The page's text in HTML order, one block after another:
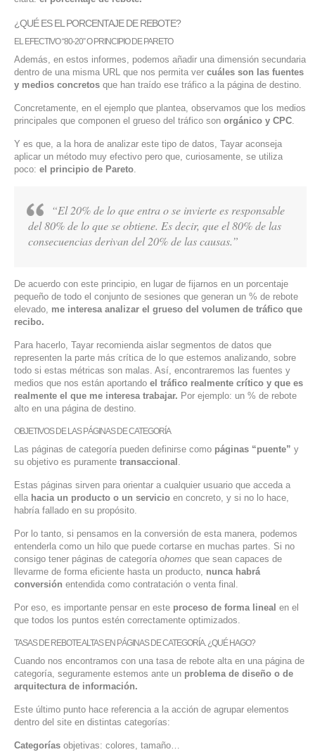
¿QUÉ ES EL PORCENTAJE DE REBOTE?
EL EFECTIVO “80-20” O PRINCIPIO DE PARETO
Además, en estos informes, podemos añadir una dimensión secundaria
dentro de una misma URL que nos permita ver cuáles son las fuentes
y medios concretos que han traído ese tráfico a la página de destino.
Concretamente, en el ejemplo que plantea, observamos que los medios
principales que componen el grueso del tráfico son orgánico y CPC.
Y es que, a la hora de analizar este tipo de datos, Tayar aconseja
aplicar un método muy efectivo pero que, curiosamente, se utiliza
poco: el principio de Pareto.
“El 20% de lo que entra o se invierte es responsable
del 80% de lo que se obtiene. Es decir, que el 80% de las
consecuencias derivan del 20% de las causas.”
De acuerdo con este principio, en lugar de fijarnos en un porcentaje
pequeño de todo el conjunto de sesiones que generan un % de rebote
elevado, me interesa analizar el grueso del volumen de tráfico que
recibo.
Para hacerlo, Tayar recomienda aislar segmentos de datos que
representen la parte más crítica de lo que estemos analizando, sobre
todo si estas métricas son malas. Así, encontraremos las fuentes y
medios que nos están aportando el tráfico realmente crítico y que es
realmente el que me interesa trabajar. Por ejemplo: un % de rebote
alto en una página de destino.
OBJETIVOS DE LAS PÁGINAS DE CATEGORÍA
Las páginas de categoría pueden definirse como páginas “puente” y
su objetivo es puramente transaccional .
Estas páginas sirven para orientar a cualquier usuario que acceda a
ella hacia un producto o un servicio en concreto, y si no lo hace,
habría fallado en su propósito.
Por lo tanto, si pensamos en la conversión de esta manera, podemos
entenderla como un hilo que puede cortarse en muchas partes. Si no
consigo tener páginas de categoría ohomes que sean capaces de
llevarme de forma eficiente hasta un producto, nunca habrá
conversión entendida como contratación o venta final.
Por eso, es importante pensar en este proceso de forma lineal en el
que todos los puntos estén correctamente optimizados.
TASAS DE REBOTE ALTAS EN PÁGINAS DE CATEGORÍA. ¿QUÉ HAGO?
Cuando nos encontramos con una tasa de rebote alta en una página de
categoría, seguramente estemos ante un problema de diseño o de
arquitectura de información.
Este último punto hace referencia a la acción de agrupar elementos
dentro del site en distintas categorías:
Categorías objetivas: colores, tamaño…